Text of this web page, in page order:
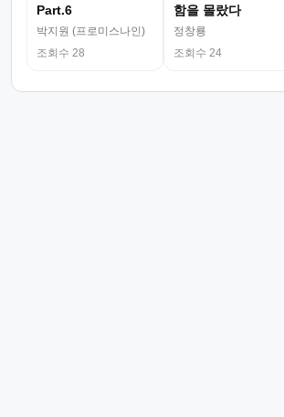
Part.6
박지원 (프로미스나인)
조회수 28
함을 몰랐다
정창룡
조회수 24